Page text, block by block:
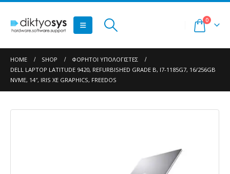
0
HOME SHOP
ΦΟΡΗΤΟΊ ΥΠΟΛΟΓΙΣΤΈΣ
DELL LAPTOP LATITUDE 9420, REFURBISHED GRADE B, I7-1185G7, 16/256GB
NVME, 14″, IRIS XE GRAPHICS, FREEDOS